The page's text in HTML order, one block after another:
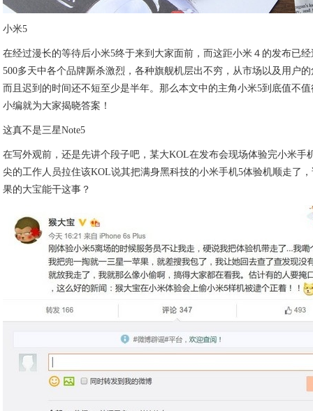
小米5
在经过漫长的等待后小米5终于来到大家面前，而这距小米４的发布已
500多天中各个品牌厮杀激烈，各种旗舰机层出不穷，从市场以及用户
而且迟到的时间还不短至少是半年。那么本文中的主角小米5到底值不
小编就为大家揭晓答案！
这真不是三星Note5
在写外观前，还是先讲个段子吧，某大KOL在发布会现场体验完小米手
尖的工作人员拉住该KOL说其把满身黑科技的小米手机5体验机顺走了
果的大宝能干这事？